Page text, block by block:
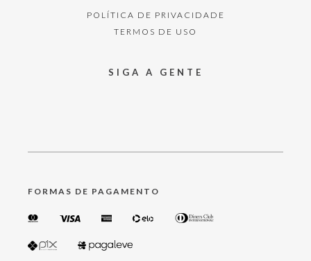
POLÍTICA DE PRIVACIDADE
TERMOS DE USO
SIGA A GENTE
FORMAS DE PAGAMENTO